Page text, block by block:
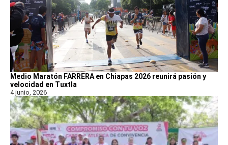
Medio Maratón FARRERA en Chiapas 2026 reunirá pasión y
velocidad en Tuxtla
4 junio, 2026